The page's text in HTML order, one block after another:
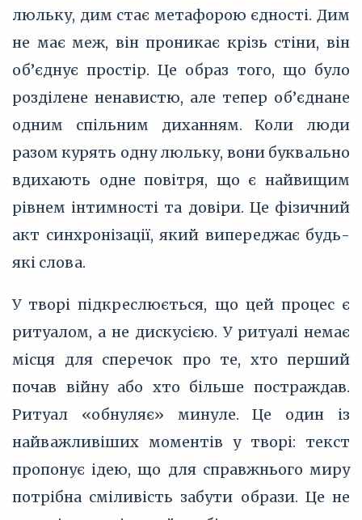
люльку, дим стає метафорою єдності. Дим
не має меж, він проникає крізь стіни, він
об’єднує простір. Це образ того, що було
розділене ненавистю, але тепер об’єднане
одним спільним диханням. Коли люди
разом курять одну люльку, вони буквально
вдихають одне повітря, що є найвищим
рівнем інтимності та довіри. Це фізичний
акт синхронізації, який випереджає будь-
які слова.
У творі підкреслюється, що цей процес є
ритуалом, а не дискусією. У ритуалі немає
місця для сперечок про те, хто перший
почав війну або хто більше постраждав.
Ритуал «обнуляє» минуле. Це один із
найважливіших моментів у творі: текст
пропонує ідею, що для справжнього миру
потрібна сміливість забути образи. Це не